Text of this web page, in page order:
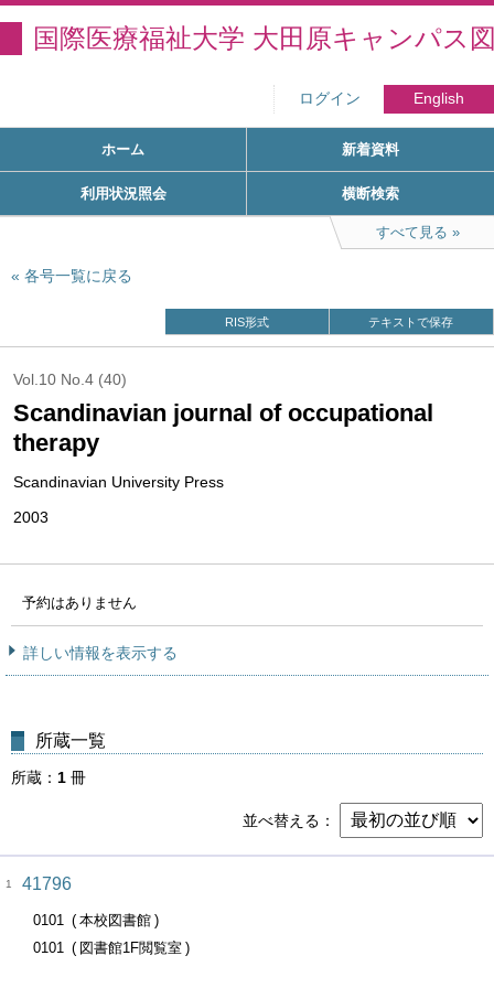
国際医療福祉大学 大田原キャンパス
ログイン English
ホーム 新着資料
利用状況照会 横断検索
すべて見る
各号一覧に戻る
RIS形式 テキストで保存
Vol.10 No.4 (40)
Scandinavian journal of occupational
therapy
Scandinavian University Press
2003
予約はありません
詳しい情報を表示する
所蔵一覧
所蔵 1 冊
並べ替える
1 41796
0101
本校図書館
0101
図書館1F閲覧室